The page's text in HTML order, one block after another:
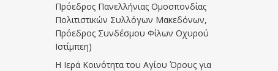
Πρόεδρος Πανελλήνιας Ομοσπονδίας
Πολιτιστικών Συλλόγων Μακεδόνων,
Πρόεδρος Συνδέσμου Φίλων Οχυρού
Ιστίμπεη)
Η Ιερά Κοινότητα του Αγίου Όρους για